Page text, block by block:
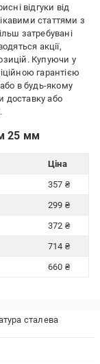
відгуки від
статтями з
затребувані
акції,
Купуючи у
гарантією
в будь-якому
доставку або
25 мм
Ціна
357 ₴
299 ₴
372 ₴
714 ₴
660 ₴
сталева